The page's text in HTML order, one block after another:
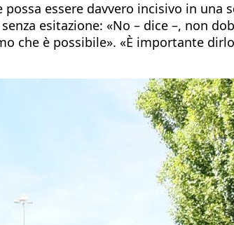
essere davvero incisivo in
esitazione: «No – dice –, non
che è possibile». «È importante